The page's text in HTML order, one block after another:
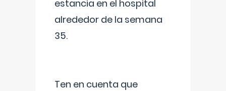
estancia en el hospital
alrededor de la semana
35.
Ten en cuenta que